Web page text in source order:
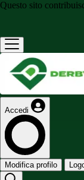
Questo sito
Accedi
Modifica profilo